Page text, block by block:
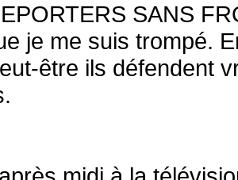
SANS
je me suis trompé.
être ils défendent